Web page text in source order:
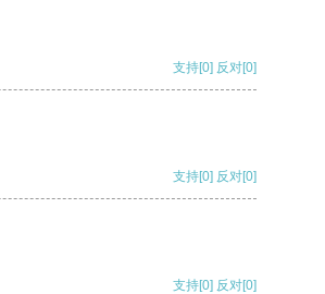
支持[0] 反对[0]
支持[0] 反对[0]
支持[0] 反对[0]